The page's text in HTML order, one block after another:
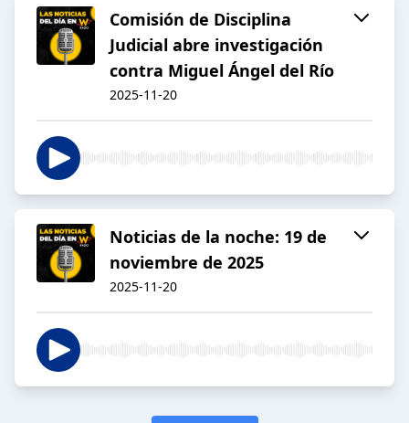
Comisión de Disciplina
Judicial abre investigación
contra Miguel Ángel del Río
2025-11-20
Noticias de la noche: 19 de
noviembre de 2025
2025-11-20